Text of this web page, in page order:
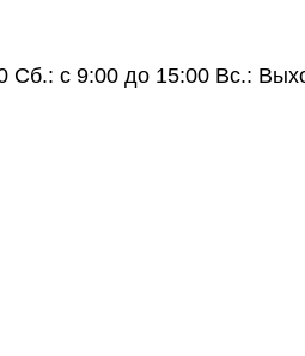
Сб.: с 9:00 до 15:00 Вс.: